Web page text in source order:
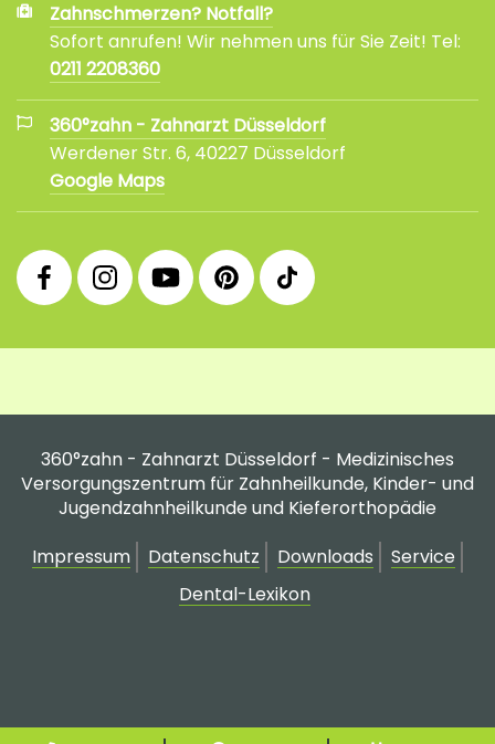
Zahnschmerzen? Notfall?
Sofort anrufen! Wir nehmen uns für Sie Zeit! Tel:
0211 2208360
360°zahn - Zahnarzt Düsseldorf
Werdener Str. 6, 40227 Düsseldorf
Google Maps
360°
Facebook
Fanpage
360°
Instagram
Praxis
360°
YouTube
Channel
360°
Pinterest
Profil
360°
tiktok
Profil
360°zahn - Zahnarzt Düsseldorf - Medizinisches
Versorgungszentrum für Zahnheilkunde, Kinder- und
Jugendzahnheilkunde und Kieferorthopädie
Impressum
Datenschutz Downloads
Service
Dental-Lexikon